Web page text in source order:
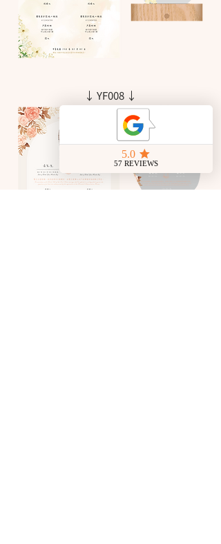
↓ YF008 ↓